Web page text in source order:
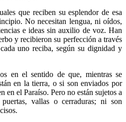
que reciben su esplendor de esa
No necesitan lengua, ni oídos,
e ideas sin auxilio de voz. Han
y recibieron su perfección a través
uno reciba, según su dignidad y
en el sentido de que, mientras se
en la tierra, o si son enviados por
en el Paraíso. Pero no están sujetos a
vallas o cerraduras; ni son